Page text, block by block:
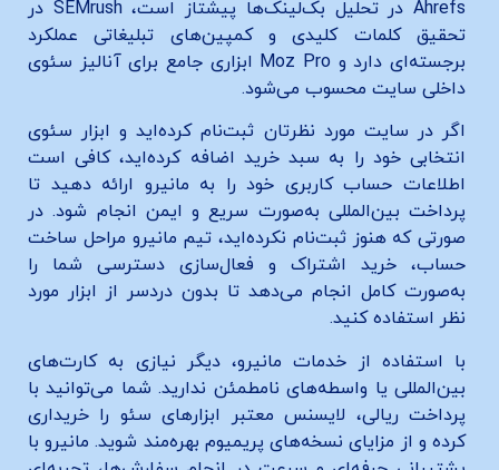
Ahrefs در تحلیل بک‌لینک‌ها پیشتاز است، SEMrush در
تحقیق کلمات کلیدی و کمپین‌های تبلیغاتی عملکرد
برجسته‌ای دارد و Moz Pro ابزاری جامع برای آنالیز سئوی
داخلی سایت محسوب می‌شود.
اگر در سایت مورد نظرتان ثبت‌نام کرده‌اید و ابزار سئوی
انتخابی خود را به سبد خرید اضافه کرده‌اید، کافی است
اطلاعات حساب کاربری خود را به مانیرو ارائه دهید تا
پرداخت بین‌المللی به‌صورت سریع و ایمن انجام شود. در
صورتی که هنوز ثبت‌نام نکرده‌اید، تیم مانیرو مراحل ساخت
حساب، خرید اشتراک و فعال‌سازی دسترسی شما را
به‌صورت کامل انجام می‌دهد تا بدون دردسر از ابزار مورد
نظر استفاده کنید.
با استفاده از خدمات مانیرو، دیگر نیازی به کارت‌های
بین‌المللی یا واسطه‌های نامطمئن ندارید. شما می‌توانید با
پرداخت ریالی، لایسنس معتبر ابزارهای سئو را خریداری
کرده و از مزایای نسخه‌های پریمیوم بهره‌مند شوید. مانیرو با